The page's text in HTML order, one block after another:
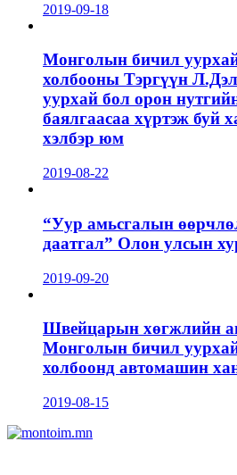
2019-09-18
Монголын бичил
холбооны Тэргүүн
уурхай бол орон
баялгаасаа хүртэж буй
хэлбэр юм
2019-08-22
“Уур амьсгалын
даатгал” Олон улсын
2019-09-20
Швейцарын хөгжлийн
Монголын бичил
холбоонд автомашин
2019-08-15